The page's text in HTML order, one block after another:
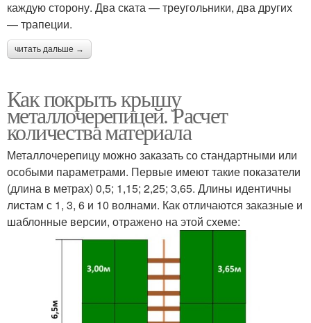
каждую сторону. Два ската — треугольники, два других
— трапеции.
читать дальше →
Как покрыть крышу
металлочерепицей. Расчет
количества материала
Металлочерепицу можно заказать со стандартными или
особыми параметрами. Первые имеют такие показатели
(длина в метрах) 0,5; 1,15; 2,25; 3,65. Длины идентичны
листам с 1, 3, 6 и 10 волнами. Как отличаются заказные и
шаблонные версии, отражено на этой схеме: